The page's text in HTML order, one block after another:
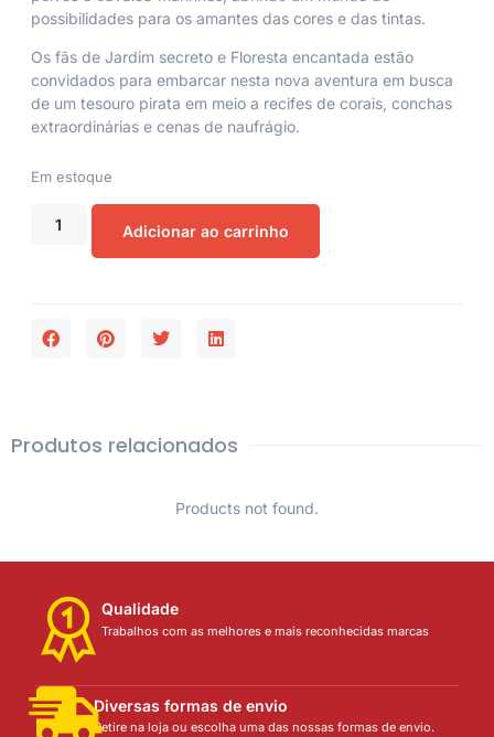
possibilidades para os amantes das cores e das tintas.
Os fãs de Jardim secreto e Floresta encantada estão
convidados para embarcar nesta nova aventura em busca
de um tesouro pirata em meio a recifes de corais, conchas
extraordinárias e cenas de naufrágio.
Em estoque
Adicionar ao carrinho
Produtos relacionados
Products not found.
Qualidade
Trabalhos com as melhores e mais reconhecidas marcas
Diversas formas de envio
Retire na loja ou escolha uma das nossas formas de envio.